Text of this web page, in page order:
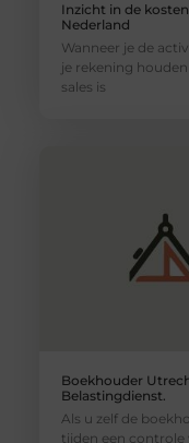
Inzicht in de
Nederland
Wanneer je de
je rekening
sales is
Boekhouder
Belastingdienst.
Als u zelf de
tijden een controle